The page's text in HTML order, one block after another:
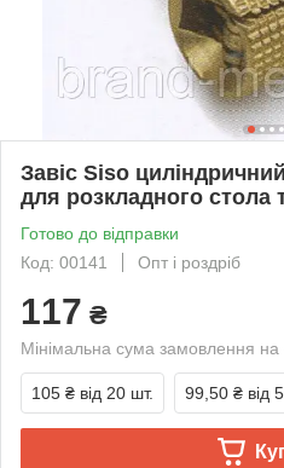
Завіс Siso
для розкладного
Готово до відправки
Код: 00141
Опт і роздріб
117 ₴
Мінімальна сума замовлення
105 ₴ від 20 шт. 99,50 ₴ від